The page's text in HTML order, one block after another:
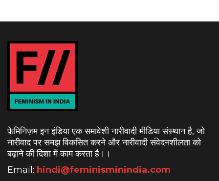
फ़ेमिनिज़म इन इंडिया एक समावेशी नारीवादी मीडिया संस्थान है, जो
नारीवाद पर समझ विकसित करने और नारीवादी संवेदनशीलता को
बढ़ाने की दिशा में काम करता है। ।
Email: hindi@feminisminindia.com